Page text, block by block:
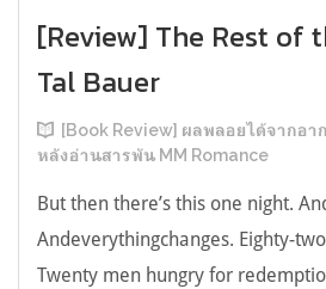
[Review] The Rest of
Tal Bauer
[Book Review] ผลพลอยได้จากอา
หลังอ่านสารพัน MM Romance
But then there’s this one night.
Andeverythingchanges. Eighty-
Twenty men hungry for